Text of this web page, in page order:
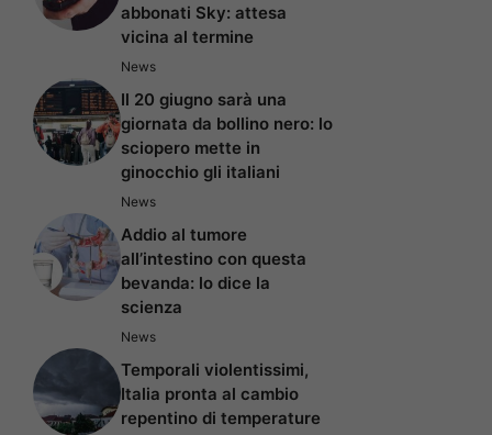
abbonati Sky: attesa
vicina al termine
News
Il 20 giugno sarà una
giornata da bollino nero: lo
sciopero mette in
ginocchio gli italiani
News
Addio al tumore
all’intestino con questa
bevanda: lo dice la
scienza
News
Temporali violentissimi,
Italia pronta al cambio
repentino di temperature